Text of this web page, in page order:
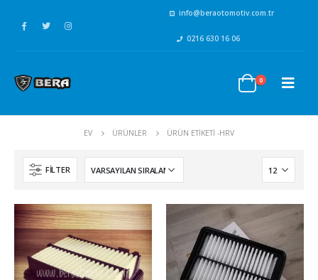
info@beraotomotiv.com.tr
0216 630 16 06
0
EV ÜRÜNLER ÜRÜN ETIKETI -HRV
FILTER